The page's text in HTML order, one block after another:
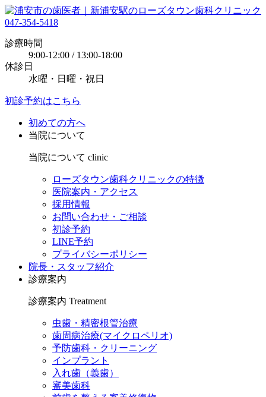
047-354-5418
診療時間
9:00-12:00 / 13:00-18:00
休診日
水曜・日曜・祝日
初診予約はこちら
初めての方へ
当院について
当院について clinic
ローズタウン歯科クリニックの特徴
医院案内・アクセス
採用情報
お問い合わせ・ご相談
初診予約
LINE予約
プライバシーポリシー
院長・スタッフ紹介
診療案内
診療案内 Treatment
虫歯・精密根管治療
歯周病治療(マイクロペリオ)
予防歯科・クリーニング
インプラント
入れ歯（義歯）
審美歯科